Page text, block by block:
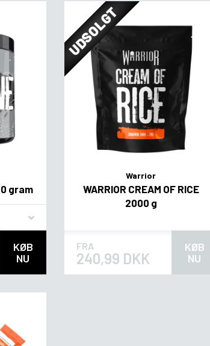
gram
KØB
NU
UDSOLGT
Warrior
WARRIOR CREAM OF RICE
2000 g
FRA
240,99 DKK
KØB
NU